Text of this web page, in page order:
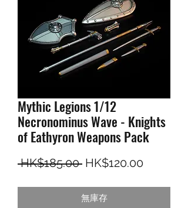
Mythic Legions 1/12
Necronominus Wave - Knights
of Eathyron Weapons Pack
HK$185.00 一般價格
HK$120.00促銷價格
無庫存